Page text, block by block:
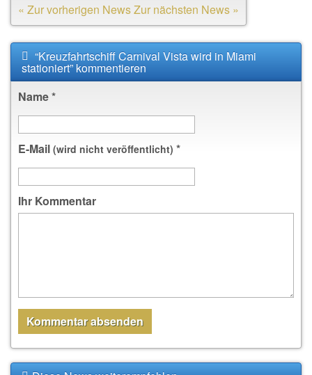
« Zur vorherigen NewsZur nächsten News »
“Kreuzfahrtschiff Carnival Vista wird in Miami
stationiert” kommentieren
Name*
E-Mail (wird nicht veröffentlicht) *
Ihr Kommentar